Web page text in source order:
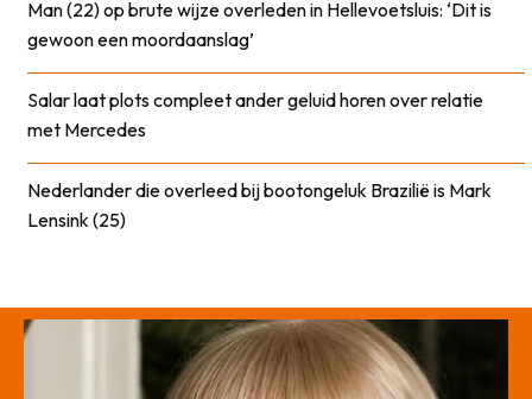
Man (22) op brute wijze overleden in Hellevoetsluis: ‘Dit is
gewoon een moordaanslag’
Salar laat plots compleet ander geluid horen over relatie
met Mercedes
Nederlander die overleed bij bootongeluk Brazilië is Mark
Lensink (25)